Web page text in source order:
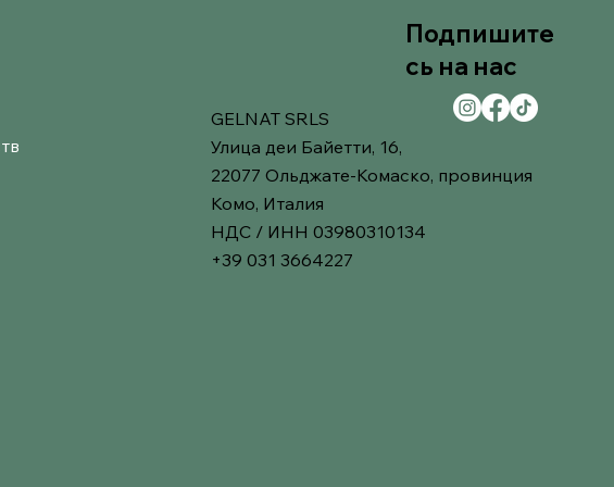
Подпишите
сь на нас
GELNAT SRLS
Улица деи Байетти, 16,
22077 Ольджате-Комаско, провинция
Комо, Италия
НДС / ИНН 03980310134
+39 031 3664227